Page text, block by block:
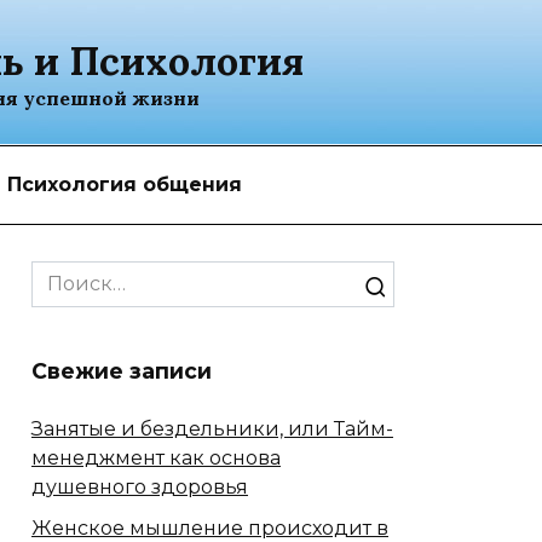
и Психология
успешной жизни
Психология общения
Search
for:
Свежие записи
Занятые и бездельники, или Тайм-
менеджмент как основа
душевного здоровья
Женское мышление происходит в